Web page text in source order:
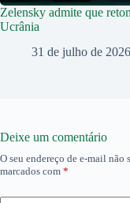
Zelensky admite que
Ucrânia
31 de julho de 2026
Deixe um comentário
O seu endereço de e-mail não
marcados com *